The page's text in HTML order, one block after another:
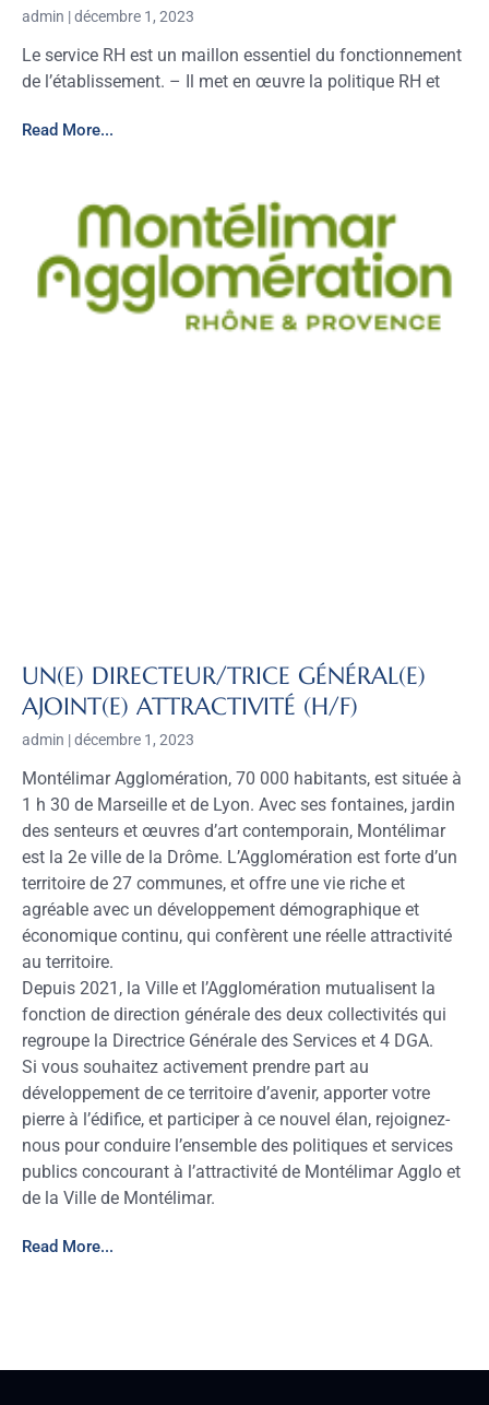
admin décembre 1, 2023
Le service RH est un maillon essentiel du fonctionnement
de l’établissement. – Il met en œuvre la politique RH et
Read More...
UN(E) DIRECTEUR/TRICE GÉNÉRAL(E)
AJOINT(E) ATTRACTIVITÉ (H/F)
admin décembre 1, 2023
Montélimar Agglomération, 70 000 habitants, est située à
1 h 30 de Marseille et de Lyon. Avec ses fontaines, jardin
des senteurs et œuvres d’art contemporain, Montélimar
est la 2e ville de la Drôme. L’Agglomération est forte d’un
territoire de 27 communes, et offre une vie riche et
agréable avec un développement démographique et
économique continu, qui confèrent une réelle attractivité
au territoire.
Depuis 2021, la Ville et l’Agglomération mutualisent la
fonction de direction générale des deux collectivités qui
regroupe la Directrice Générale des Services et 4 DGA.
Si vous souhaitez activement prendre part au
développement de ce territoire d’avenir, apporter votre
pierre à l’édifice, et participer à ce nouvel élan, rejoignez-
nous pour conduire l’ensemble des politiques et services
publics concourant à l’attractivité de Montélimar Agglo et
de la Ville de Montélimar.
Read More...